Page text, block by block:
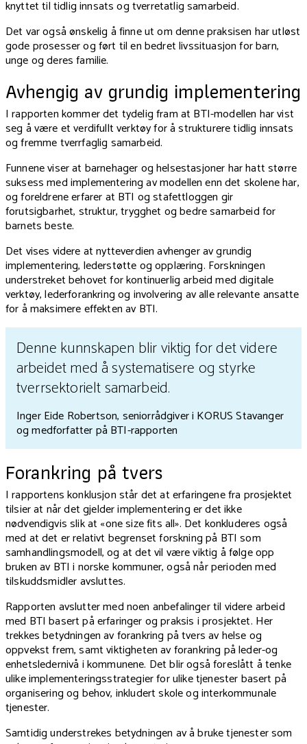
knyttet til tidlig innsats og tverretatlig samarbeid.
Det var også ønskelig å finne ut om denne praksisen har utløst
gode prosesser og ført til en bedret livssituasjon for barn,
unge og deres familie.
Avhengig av grundig implementering
I rapporten kommer det tydelig fram at BTI-modellen har vist
seg å være et verdifullt verktøy for å strukturere tidlig innsats
og fremme tverrfaglig samarbeid.
Funnene viser at barnehager og helsestasjoner har hatt større
suksess med implementering av modellen enn det skolene har,
og foreldrene erfarer at BTI og stafettloggen gir
forutsigbarhet, struktur, trygghet og bedre samarbeid for
barnets beste.
Det vises videre at nytteverdien avhenger av grundig
implementering, lederstøtte og opplæring. Forskningen
understreket behovet for kontinuerlig arbeid med digitale
verktøy, lederforankring og involvering av alle relevante ansatte
for å maksimere effekten av BTI.
Denne kunnskapen blir viktig for det videre
arbeidet med å systematisere og styrke
tverrsektorielt samarbeid.
Inger Eide Robertson, seniorrådgiver i KORUS Stavanger
og medforfatter på BTI-rapporten
Forankring på tvers
I rapportens konklusjon står det at erfaringene fra prosjektet
tilsier at når det gjelder implementering er det ikke
nødvendigvis slik at «one size fits all». Det konkluderes også
med at det er relativt begrenset forskning på BTI som
samhandlingsmodell, og at det vil være viktig å følge opp
bruken av BTI i norske kommuner, også når perioden med
tilskuddsmidler avsluttes.
Rapporten avslutter med noen anbefalinger til videre arbeid
med BTI basert på erfaringer og praksis i prosjektet. Her
trekkes betydningen av forankring på tvers av helse og
oppvekst frem, samt viktigheten av forankring på leder-og
enhetsledernivå i kommunene. Det blir også foreslått å tenke
ulike implementeringsstrategier for ulike tjenester basert på
organisering og behov, inkludert skole og interkommunale
tjenester.
Samtidig understrekes betydningen av å bruke tjenester som